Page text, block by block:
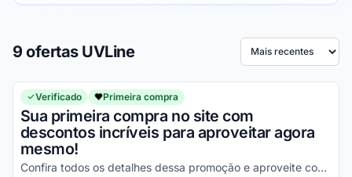
9 ofertas UVLine Ordenar por
Verificado Primeira compra
Sua primeira compra no site com
descontos incríveis para aproveitar agora
mesmo!
Confira todos os detalhes dessa promoção e aproveite com vantagens incríveis!